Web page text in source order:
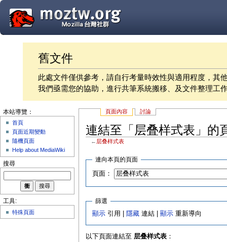
舊文件
此處文件僅供參考，請自行考量時效性與適用程度，其
我們亟需您的協助，進行共筆系統搬移、及文件整理工
頁面內容 討論
連結至「层叠样式表」的
← 层叠样式表
連向本頁的頁面
頁面：
篩選
顯示 引用 | 隱藏 連結 |顯示 重新導向
以下頁面連結至 层叠样式表：
本站導覽：
首頁
頁面近期變動
隨機頁面
Help about MediaWiki
搜尋
工具:
特殊頁面